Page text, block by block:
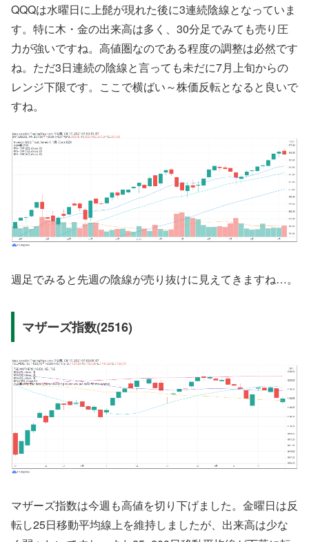
QQQは水曜日に上髭が現れた後に3連続陰線となっていま
す。特に木・金の出来高は多く、30分足でみても売り圧
力が強いですね。高値圏なのである程度の調整は必然です
ね。ただ3日連続の陰線と言っても未だに7月上旬からの
レンジ下限です。ここで横ばい～株価反転となると良いで
すね。
週足でみると先週の陰線が売り抜けに見えてきますね…。
マザーズ指数(2516)
マザーズ指数は今週も高値を切り下げました。金曜日は反
転し25日移動平均線上を維持しましたが、出来高は少な